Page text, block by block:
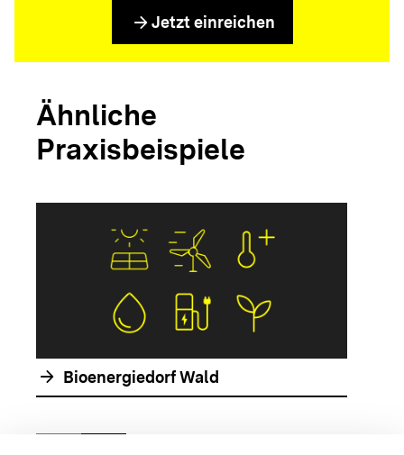
arrow_forward Jetzt einreichen
Ähnliche
Praxisbeispiele
arrow_forward Bioenergiedorf Wald